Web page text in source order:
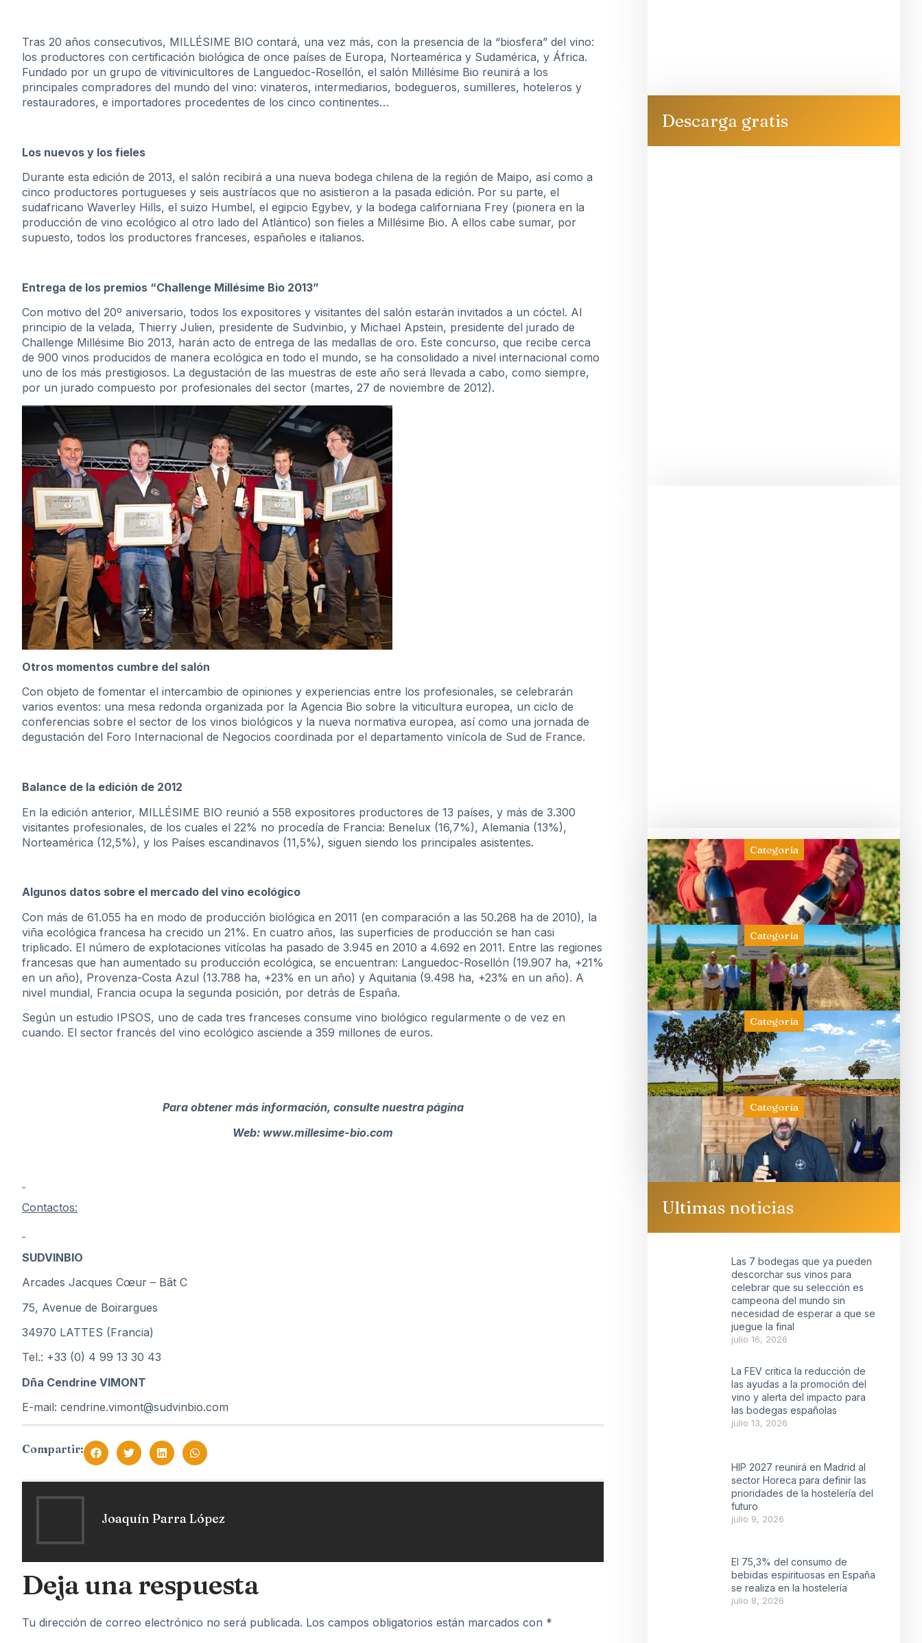
Tras 20 años consecutivos, MILLÉSIME BIO contará, una vez más, con la presencia de la “biosfera” del vino:
los productores con certificación biológica de once países de Europa, Norteamérica y Sudamérica, y África.
Fundado por un grupo de vitivinicultores de Languedoc-Rosellón, el salón Millésime Bio reunirá a los
principales compradores del mundo del vino: vinateros, intermediarios, bodegueros, sumilleres, hoteleros y
restauradores, e importadores procedentes de los cinco continentes…
Los nuevos y los fieles
Durante esta edición de 2013, el salón recibirá a una nueva bodega chilena de la región de Maipo, así como a
cinco productores portugueses y seis austríacos que no asistieron a la pasada edición. Por su parte, el
sudafricano Waverley Hills, el suizo Humbel, el egipcio Egybev, y la bodega californiana Frey (pionera en la
producción de vino ecológico al otro lado del Atlántico) son fieles a Millésime Bio. A ellos cabe sumar, por
supuesto, todos los productores franceses, españoles e italianos.
Entrega de los premios “Challenge Millésime Bio 2013”
Con motivo del 20º aniversario, todos los expositores y visitantes del salón estarán invitados a un cóctel. Al
principio de la velada, Thierry Julien, presidente de Sudvinbio, y Michael Apstein, presidente del jurado de
Challenge Millésime Bio 2013, harán acto de entrega de las medallas de oro. Este concurso, que recibe cerca
de 900 vinos producidos de manera ecológica en todo el mundo, se ha consolidado a nivel internacional como
uno de los más prestigiosos. La degustación de las muestras de este año será llevada a cabo, como siempre,
por un jurado compuesto por profesionales del sector (martes, 27 de noviembre de 2012).
Otros momentos cumbre del salón
Con objeto de fomentar el intercambio de opiniones y experiencias entre los profesionales, se celebrarán
varios eventos: una mesa redonda organizada por la Agencia Bio sobre la viticultura europea, un ciclo de
conferencias sobre el sector de los vinos biológicos y la nueva normativa europea, así como una jornada de
degustación del Foro Internacional de Negocios coordinada por el departamento vinícola de Sud de France.
Balance de la edición de 2012
En la edición anterior, MILLÉSIME BIO reunió a 558 expositores productores de 13 países, y más de 3.300
visitantes profesionales, de los cuales el 22% no procedía de Francia: Benelux (16,7%), Alemania (13%),
Norteamérica (12,5%), y los Países escandinavos (11,5%), siguen siendo los principales asistentes.
Algunos datos sobre el mercado del vino ecológico
Con más de 61.055 ha en modo de producción biológica en 2011 (en comparación a las 50.268 ha de 2010), la
viña ecológica francesa ha crecido un 21%. En cuatro años, las superficies de producción se han casi
triplicado. El número de explotaciones vitícolas ha pasado de 3.945 en 2010 a 4.692 en 2011. Entre las regiones
francesas que han aumentado su producción ecológica, se encuentran: Languedoc-Rosellón (19.907 ha, +21%
en un año), Provenza-Costa Azul (13.788 ha, +23% en un año) y Aquitania (9.498 ha, +23% en un año). A
nivel mundial, Francia ocupa la segunda posición, por detrás de España.
Según un estudio IPSOS, uno de cada tres franceses consume vino biológico regularmente o de vez en
cuando. El sector francés del vino ecológico asciende a 359 millones de euros.
Para obtener más información, consulte nuestra página
Web: www.millesime-bio.com
Contactos:
SUDVINBIO
Arcades Jacques Cœur – Bât C
75, Avenue de Boirargues
34970 LATTES (Francia)
Tel.: +33 (0) 4 99 13 30 43
Dña Cendrine VIMONT
E-mail: cendrine.vimont@sudvinbio.com
Compartir:
Joaquín Parra López
Deja una respuesta
Tu dirección de correo electrónico no será publicada. Los campos obligatorios están marcados con *
Descarga gratis
Categoría
Categoría
Categoría
Categoría
Ultimas noticias
Las 7 bodegas que ya pueden
descorchar sus vinos para
celebrar que su selección es
campeona del mundo sin
necesidad de esperar a que se
juegue la final
julio 16, 2026
La FEV critica la reducción de
las ayudas a la promoción del
vino y alerta del impacto para
las bodegas españolas
julio 13, 2026
HIP 2027 reunirá en Madrid al
sector Horeca para definir las
prioridades de la hostelería del
futuro
julio 9, 2026
El 75,3% del consumo de
bebidas espirituosas en España
se realiza en la hostelería
julio 8, 2026